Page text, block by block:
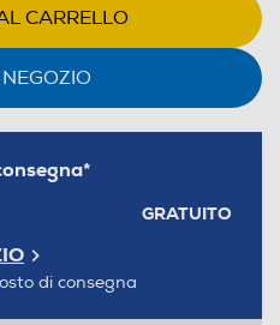
CARRELLO
GRATUITO
di consegna